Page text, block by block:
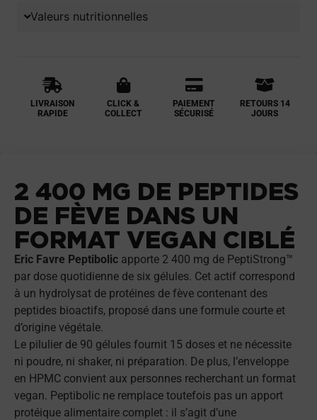
Valeurs nutritionnelles
LIVRAISON
RAPIDE
CLICK &
COLLECT
PAIEMENT
SÉCURISÉ
RETOURS 14
JOURS
2 400 MG DE PEPTIDES
DE FÈVE DANS UN
FORMAT VEGAN CIBLÉ
Eric Favre Peptibolic apporte 2 400 mg de PeptiStrong™
par dose quotidienne de six gélules. Cet actif correspond
à un hydrolysat de protéines de fève contenant des
peptides bioactifs, proposé dans une formule courte et
d’origine végétale.
Le pilulier de 90 gélules fournit 15 doses et ne nécessite
ni poudre, ni shaker, ni préparation. De plus, l’enveloppe
en HPMC convient aux personnes recherchant un format
vegan. Peptibolic ne remplace toutefois pas un apport
protéique alimentaire complet : il s’agit d’une